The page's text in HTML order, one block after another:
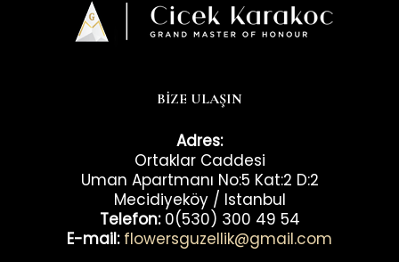
BİZE ULAŞIN
Adres:
Ortaklar Caddesi
Uman Apartmanı No:5 Kat:2 D:2
Mecidiyeköy / Istanbul
Telefon:0(530) 300 49 54
E-mail: flowersguzellik@gmail.com